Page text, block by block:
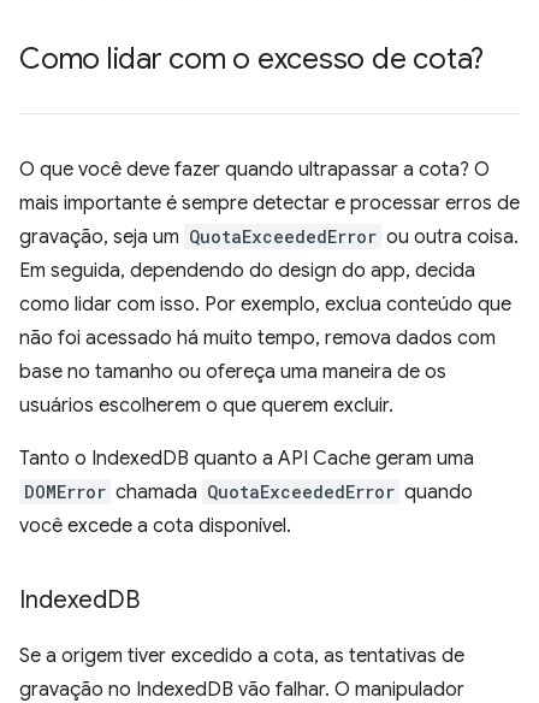
Como lidar com o excesso de cota?
O que você deve fazer quando ultrapassar a cota? O
mais importante é sempre detectar e processar erros de
gravação, seja um QuotaExceededError ou outra coisa.
Em seguida, dependendo do design do app, decida
como lidar com isso. Por exemplo, exclua conteúdo que
não foi acessado há muito tempo, remova dados com
base no tamanho ou ofereça uma maneira de os
usuários escolherem o que querem excluir.
Tanto o IndexedDB quanto a API Cache geram uma
DOMError chamada QuotaExceededError quando
você excede a cota disponível.
IndexedDB
Se a origem tiver excedido a cota, as tentativas de
gravação no IndexedDB vão falhar. O manipulador